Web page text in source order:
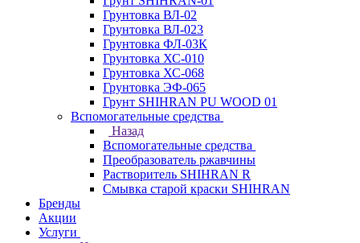
Грунтовка ВЛ-02
Грунтовка ВЛ-023
Грунтовка ФЛ-03К
Грунтовка ХС-010
Грунтовка ХС-068
Грунтовка ЭФ-065
Грунт SHIHRAN PU WOOD 01
Вспомогательные средства
Назад
Вспомогательные средства
Преобразователь ржавчины
Растворитель SHIHRAN R
Смывка старой краски SHIHRAN
Бренды
Акции
Услуги